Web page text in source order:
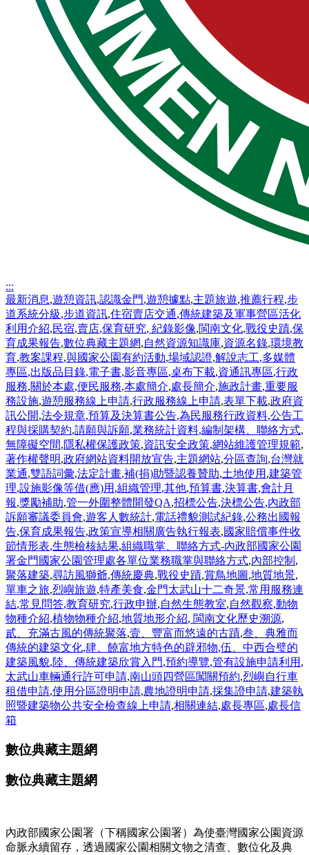
:::
最新消息,遊憩資訊,認識金門,遊憩據點,主題旅遊,推薦行程,步
道系統分級,步道資訊,住宿賣店交通,傳統建築及軍事營區活化
利用介紹,民宿,賣店,保育研究, 紀錄影像,閩南文化,戰役史蹟,保
育成果報告,數位典藏主題網,自然資源知識庫,資源名錄,環境教
育,教案課程,與國家公園有約活動,場域認證,解說志工,多媒體
專區,出版品目錄,電子書,影音專區,桌布下載,資通訊專區,行政
服務,關於本處,便民服務,本處簡介,處長簡介,施政計畫,重要服
務設施,遊憩服務線上申請,行政服務線上申請,表單下載,政府資
訊公開,法令規章,預算及決算書公告,為民服務行政資料,公告工
程與採購契約,請願與訴願,業務統計資料,編制架構、聯絡方式,
無障礙空間,隱私權保護政策,資訊安全政策,網站維護管理規範,
著作權聲明,政府網站資料開放宣告,主題網站,分區查詢,台灣就
業通,雙語詞彙,法定計畫,補(捐)助暨認養贊助,土地使用 ,建築管
理,設施影像等借(應)用 ,組織管理,其他,預算書,決算書,會計月
報,獎勵補助,管一外圍整體開發QA,招標公告,決標公告,內政部
訴願審議委員會,遊客人數統計,電話禮貌測試紀錄,公務出國報
告,保育成果報告,政策宣導相關廣告執行報表,國家賠償事件收
節情形表,生態檢核結果,組織職掌、聯絡方式-內政部國家公園
署金門國家公園管理處各單位業務職掌與聯絡方式,內部控制 ,
聚落建築,尋訪風獅爺,傳統慶典,戰役史蹟,賞鳥地圖 ,地質地景,
單車之旅,烈嶼旅遊,特產美食,金門太武山十二奇景,常用服務連
結,常見問答,教育研究,行政申辦,自然生態教室,自然觀察,動物
物種介紹,植物物種介紹,地質地形介紹, 閩南文化歷史溯源,
貳、充滿古風的傳統聚落,壹、豐富而悠遠的古蹟,叁、典雅而
傳統的建築文化,肆、饒富地方特色的辟邪物,伍、中西合璧的
建築風貌,陸、傳統建築欣賞入門,預約導覽,管有設施申請利用 ,
太武山車輛通行許可申請,南山頭四營區闖關預約,烈嶼自行車
租借申請,使用分區證明申請,農地證明申請,採集證申請,建築執
照暨建築物公共安全檢查線上申請,相關連結,處長專區,處長信
箱
數位典藏主題網
數位典藏主題網
內政部國家公園署（下稱國家公園署）為使臺灣國家公園資源
命脈永續留存，透過國家公園相關文物之清查、數位化及典